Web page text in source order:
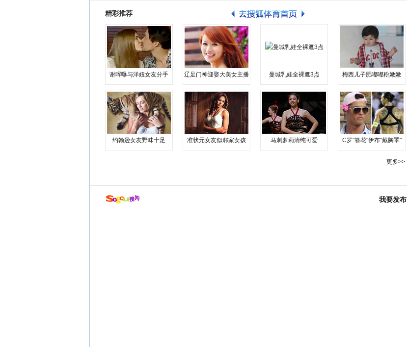
精彩推荐
谢晖曝与洋妞女友分手 辽足门神迎娶大美女主播 曼城乳娃全裸遮3点 梅西儿子肥嘟嘟粉嫩嫩
约翰逊女友野味十足 准状元女友似邻家女孩 马刺萝莉清纯可爱 C罗"簪花"伊布"戴胸罩"
更多>>
我要发布